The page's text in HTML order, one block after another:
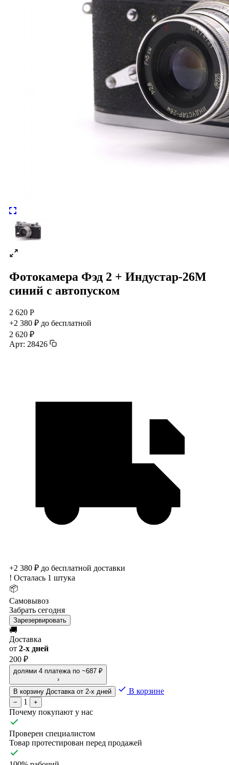
Фотокамера Фэд 2 + Индустар-26М
синий с автопуском
2 620 Р
+2 380 ₽ до бесплатной
2 620 ₽
Арт: 28426
+2 380 ₽ до бесплатной доставки
! Осталась 1 штука
📦
Самовывоз
Забрать сегодня
Зарезервировать
🚚
Доставка
от 2-х дней
200 ₽
долями 4 платежа по ~687 ₽
›
В корзину Доставка от 2-х дней В корзине
− 1 +
Почему покупают у нас
Проверен специалистом
Товар протестирован перед продажей